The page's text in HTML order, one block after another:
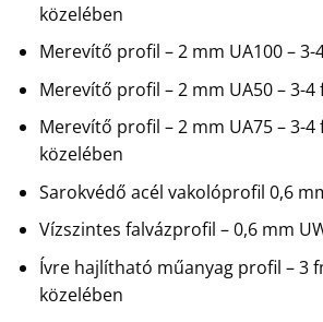
közelében
Merevítő profil – 2 mm UA100 –
Merevítő profil – 2 mm UA50 – 3-
Merevítő profil – 2 mm UA75 – 3-
közelében
Sarokvédő acél vakolóprofil 0,6
Vízszintes falvázprofil – 0,6 mm
Ívre hajlítható műanyag profil – 3
közelében